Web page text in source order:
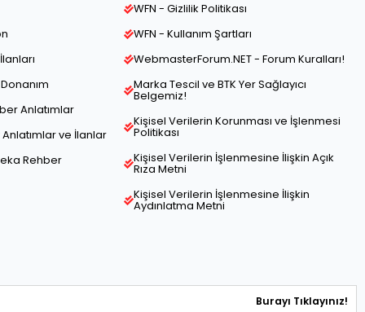
Anlatımlar
ve İlanlar
Rehber
WFN - Gizlilik Politikası
WFN - Kullanım Şartları
WebmasterForum.NET - Forum Kuralları!
Marka Tescil ve BTK Yer Sağlayıcı
Belgemiz!
Kişisel Verilerin Korunması ve İşlenmesi
Politikası
Kişisel Verilerin İşlenmesine İlişkin Açık
Rıza Metni
Kişisel Verilerin İşlenmesine İlişkin
Aydınlatma Metni
Burayı Tıklayınız!